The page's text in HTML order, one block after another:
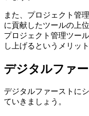
また、プロジェクト管
に貢献したツールの上
プロジェクト管理ツー
し上げるというメリッ
デジタルファ
デジタルファーストに
ていきましょう。